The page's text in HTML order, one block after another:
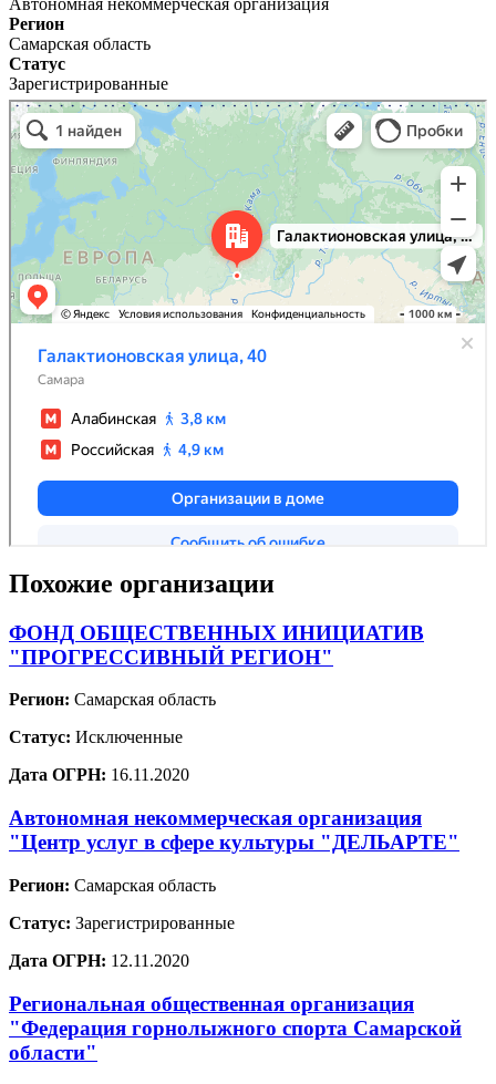
Регион
Самарская область
Статус
Зарегистрированные
Похожие организации
ФОНД ОБЩЕСТВЕННЫХ ИНИЦИАТИВ
"ПРОГРЕССИВНЫЙ РЕГИОН"
Регион: Самарская область
Статус: Исключенные
Дата ОГРН: 16.11.2020
Автономная некоммерческая организация
"Центр услуг в сфере культуры "ДЕЛЬАРТЕ"
Регион: Самарская область
Статус: Зарегистрированные
Дата ОГРН: 12.11.2020
Региональная общественная организация
"Федерация горнолыжного спорта Самарской
области"